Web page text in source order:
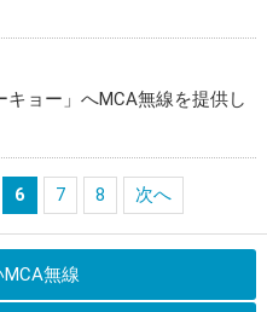
ョー」へMCA無線を提供し
6 7 8 次へ
無線